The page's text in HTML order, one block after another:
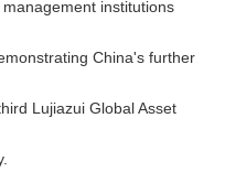
institutions
China's further
Lujiazui Global Asset